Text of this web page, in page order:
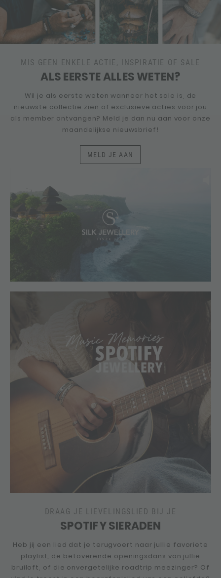
MIS GEEN ENKELE ACTIE, INSPIRATIE OF SALE
ALS EERSTE ALLES WETEN?
Wil je als eerste weten wanneer het sale is, de
nieuwste collectie zien of exclusieve acties voor jou
als member ontvangen? Meld je dan nu aan voor onze
maandelijkse nieuwsbrief!
MELD JE AAN
DRAAG JE LIEVELINGSLIED BIJ JE
SPOTIFY SIERADEN
Heb jij een lied dat je terugvoert naar jullie favoriete
playlist, de betoverende openingsdans van jullie
bruiloft, of die onvergetelijke roadtrip meezinger? Of